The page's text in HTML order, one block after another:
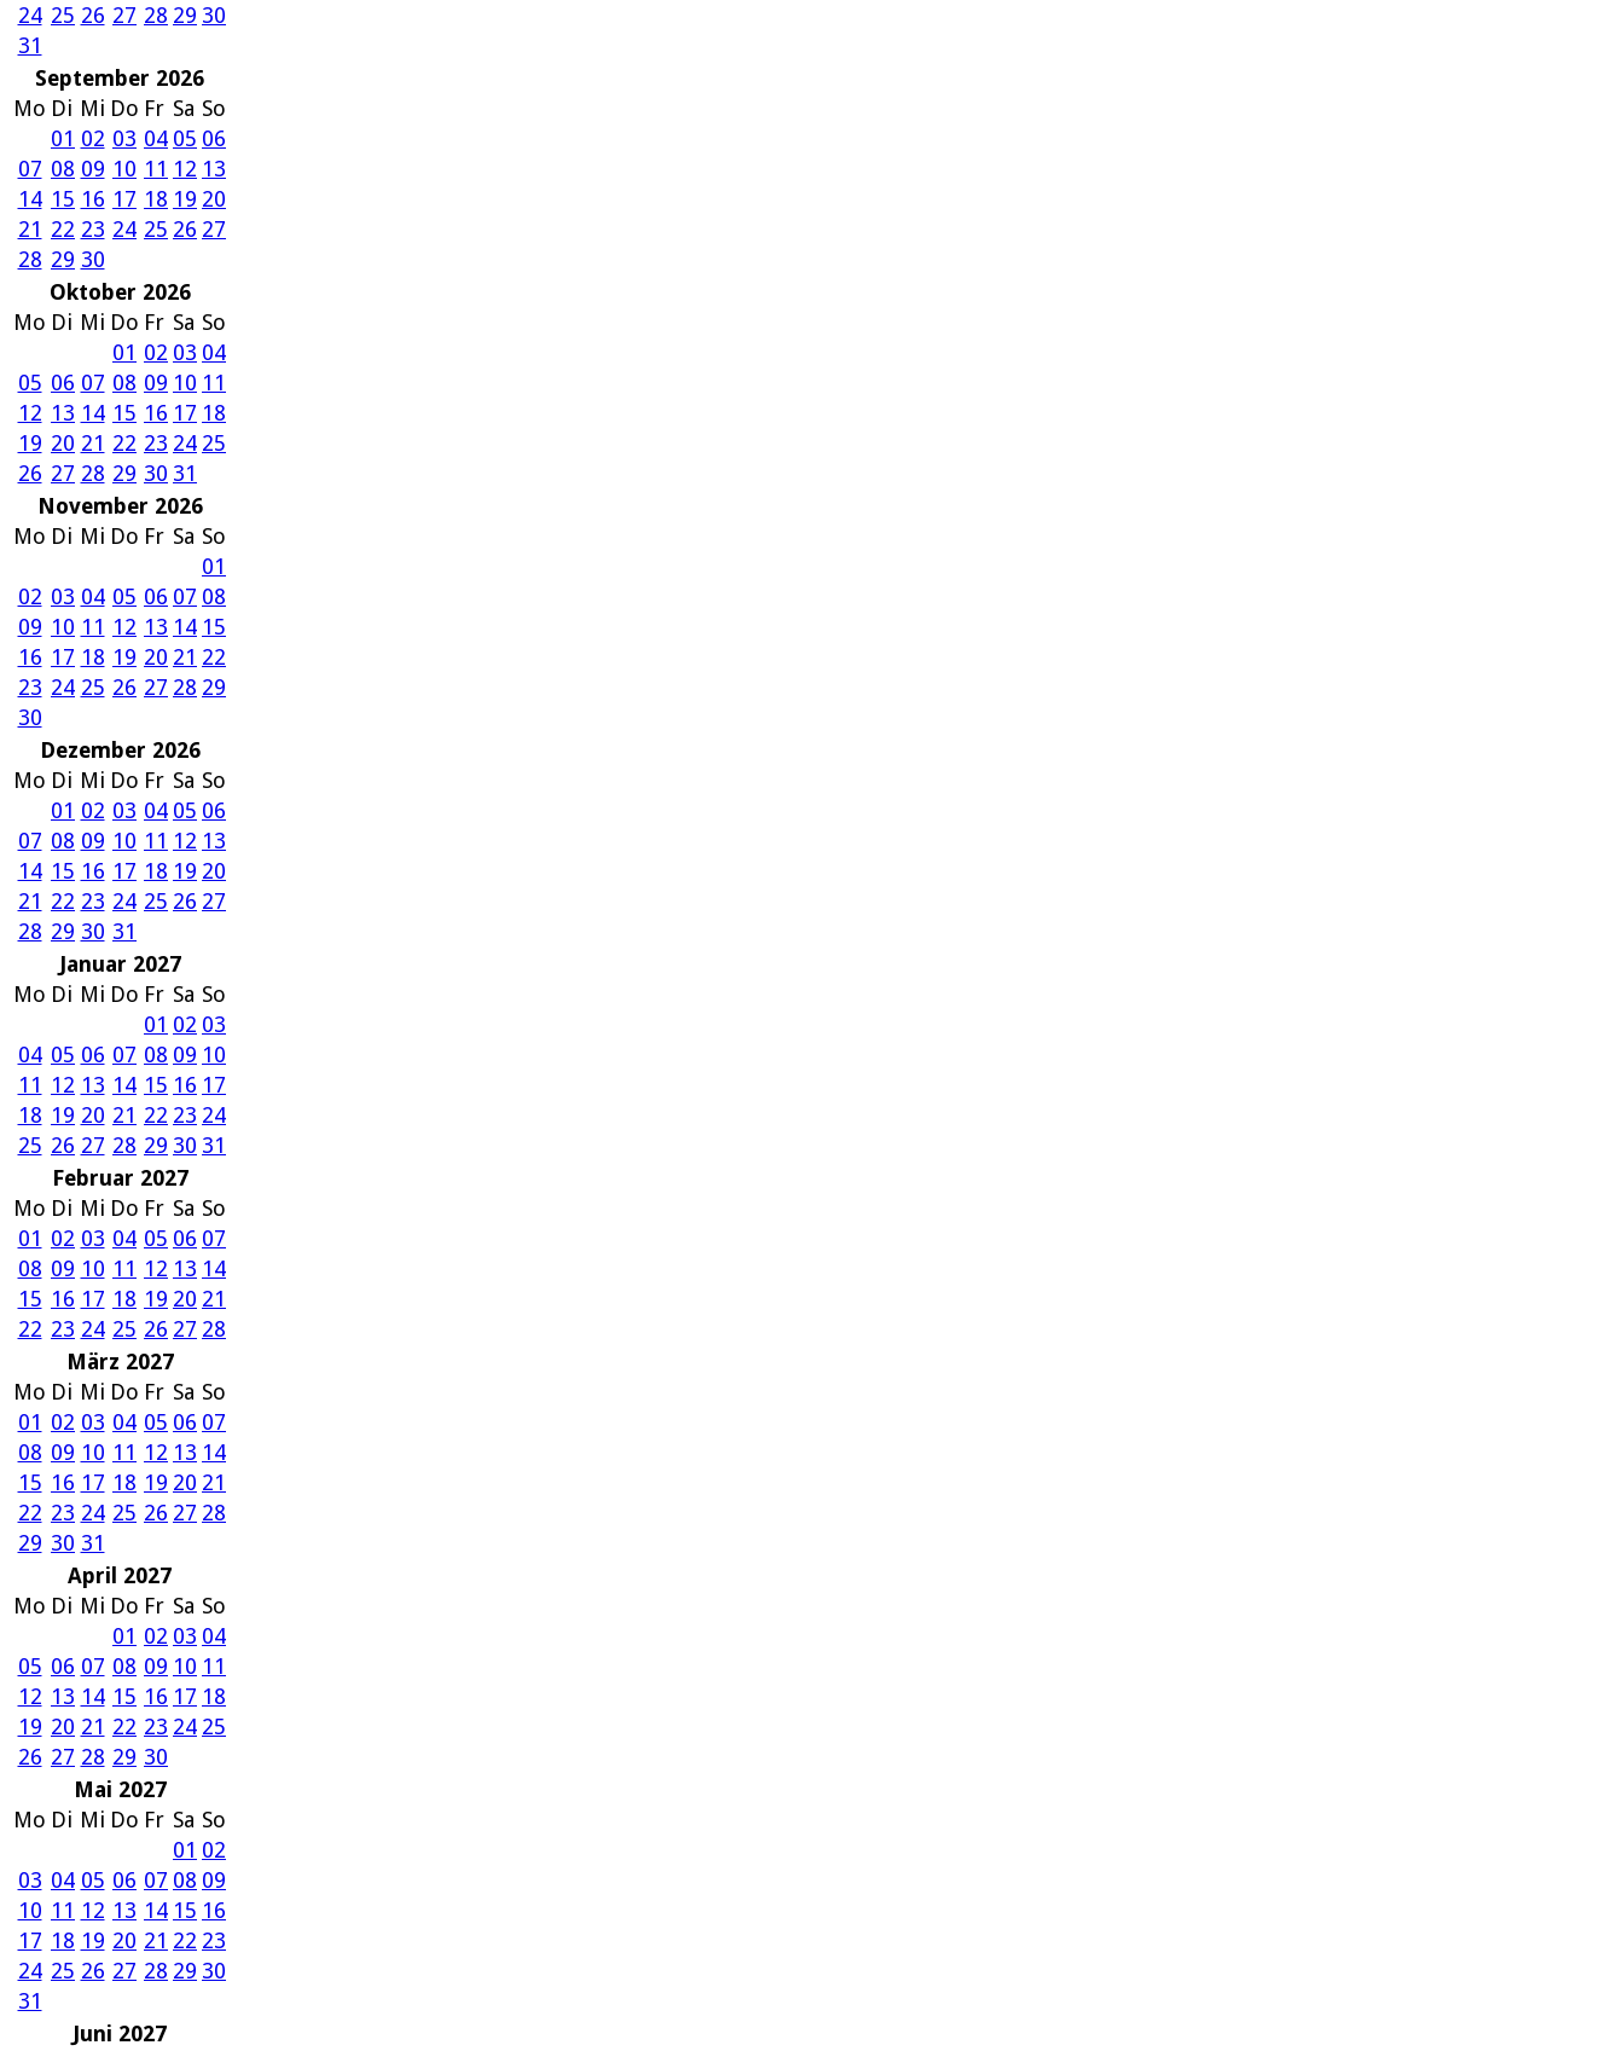
24 25 26 27 28 29 30
31
September 2026
Mo Di Mi Do Fr Sa So
01 02 03 04 05 06
07 08 09 10 11 12 13
14 15 16 17 18 19 20
21 22 23 24 25 26 27
28 29 30
Oktober 2026
Mo Di Mi Do Fr Sa So
01 02 03 04
05 06 07 08 09 10 11
12 13 14 15 16 17 18
19 20 21 22 23 24 25
26 27 28 29 30 31
November 2026
Mo Di Mi Do Fr Sa So
01
02 03 04 05 06 07 08
09 10 11 12 13 14 15
16 17 18 19 20 21 22
23 24 25 26 27 28 29
30
Dezember 2026
Mo Di Mi Do Fr Sa So
01 02 03 04 05 06
07 08 09 10 11 12 13
14 15 16 17 18 19 20
21 22 23 24 25 26 27
28 29 30 31
Januar 2027
Mo Di Mi Do Fr Sa So
01 02 03
04 05 06 07 08 09 10
11 12 13 14 15 16 17
18 19 20 21 22 23 24
25 26 27 28 29 30 31
Februar 2027
Mo Di Mi Do Fr Sa So
01 02 03 04 05 06 07
08 09 10 11 12 13 14
15 16 17 18 19 20 21
22 23 24 25 26 27 28
März 2027
Mo Di Mi Do Fr Sa So
01 02 03 04 05 06 07
08 09 10 11 12 13 14
15 16 17 18 19 20 21
22 23 24 25 26 27 28
29 30 31
April 2027
Mo Di Mi Do Fr Sa So
01 02 03 04
05 06 07 08 09 10 11
12 13 14 15 16 17 18
19 20 21 22 23 24 25
26 27 28 29 30
Mai 2027
Mo Di Mi Do Fr Sa So
01 02
03 04 05 06 07 08 09
10 11 12 13 14 15 16
17 18 19 20 21 22 23
24 25 26 27 28 29 30
31
Juni 2027